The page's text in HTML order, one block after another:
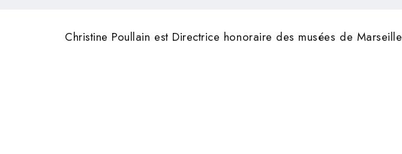
Christine Poullain est Directrice honoraire des musées de Marseille